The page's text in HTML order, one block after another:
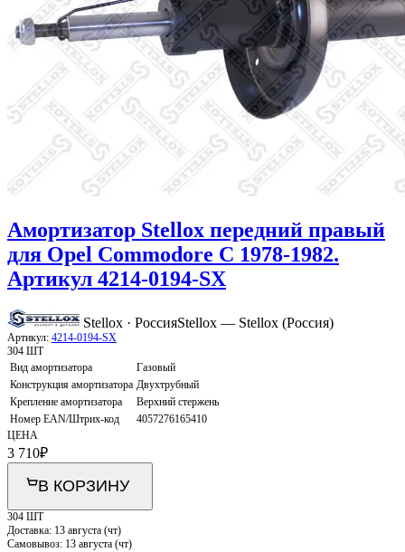
Амортизатор Stellox передний правый
для Opel Commodore C 1978-1982.
Артикул 4214-0194-SX
Stellox · РоссияStellox — Stellox (Россия)
Артикул: 4214-0194-SX
304 ШТ
Вид амортизатора
Газовый
Конструкция амортизатора Двухтрубный
Крепление амортизатора
Верхний стержень
Номер EAN/Штрих-код
4057276165410
ЦЕНА
3 710₽
В КОРЗИНУ
304 ШТ
Доставка: 13 августа (чт)
Самовывоз: 13 августа (чт)